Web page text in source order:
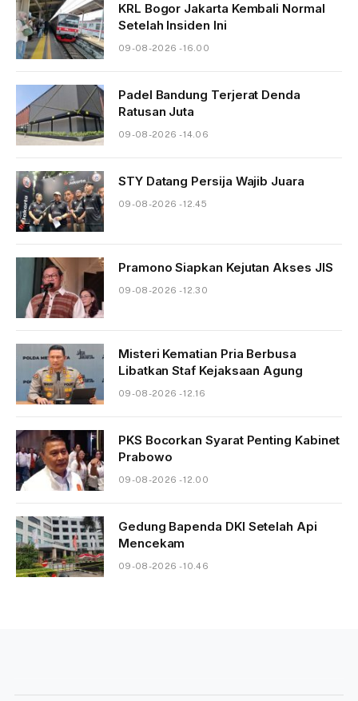
KRL Bogor Jakarta Kembali Normal
Setelah Insiden Ini
09-08-2026 - 16.00
Padel Bandung Terjerat Denda
Ratusan Juta
09-08-2026 - 14.06
STY Datang Persija Wajib Juara
09-08-2026 - 12.45
Pramono Siapkan Kejutan Akses JIS
09-08-2026 - 12.30
Misteri Kematian Pria Berbusa
Libatkan Staf Kejaksaan Agung
09-08-2026 - 12.16
PKS Bocorkan Syarat Penting Kabinet
Prabowo
09-08-2026 - 12.00
Gedung Bapenda DKI Setelah Api
Mencekam
09-08-2026 - 10.46